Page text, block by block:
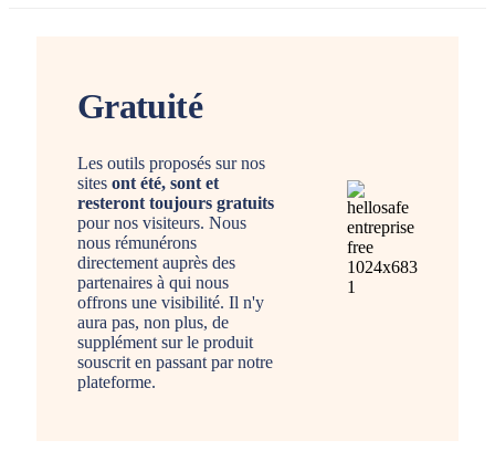
Gratuité
Les outils proposés sur nos
sites ont été, sont et
resteront toujours gratuits
pour nos visiteurs. Nous
nous rémunérons
directement auprès des
partenaires à qui nous
offrons une visibilité. Il n'y
aura pas, non plus, de
supplément sur le produit
souscrit en passant par notre
plateforme.